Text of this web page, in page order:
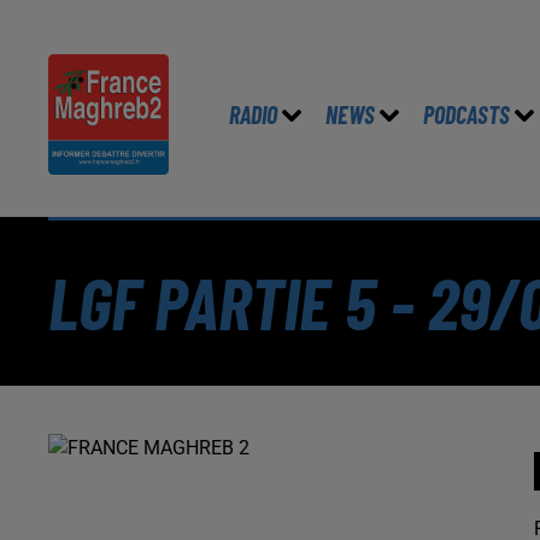
RADIO NEWS PODCASTS
LGF PARTIE 5 -